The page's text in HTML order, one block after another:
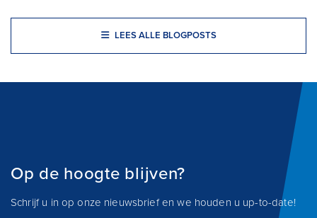
LEES ALLE BLOGPOSTS
Op de hoogte blijven?
Schrijf u in op onze nieuwsbrief en we houden u up-to-date!